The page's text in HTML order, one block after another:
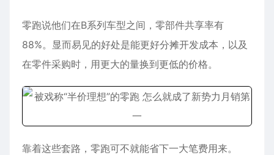
零跑说他们在B系列车型之间，零部件共享率有
88%。显而易见的好处是能更好分摊开发成本，以及
在零件采购时，用更大的量换到更低的价格。
靠着这些套路，零跑可不就能省下一大笔费用来。